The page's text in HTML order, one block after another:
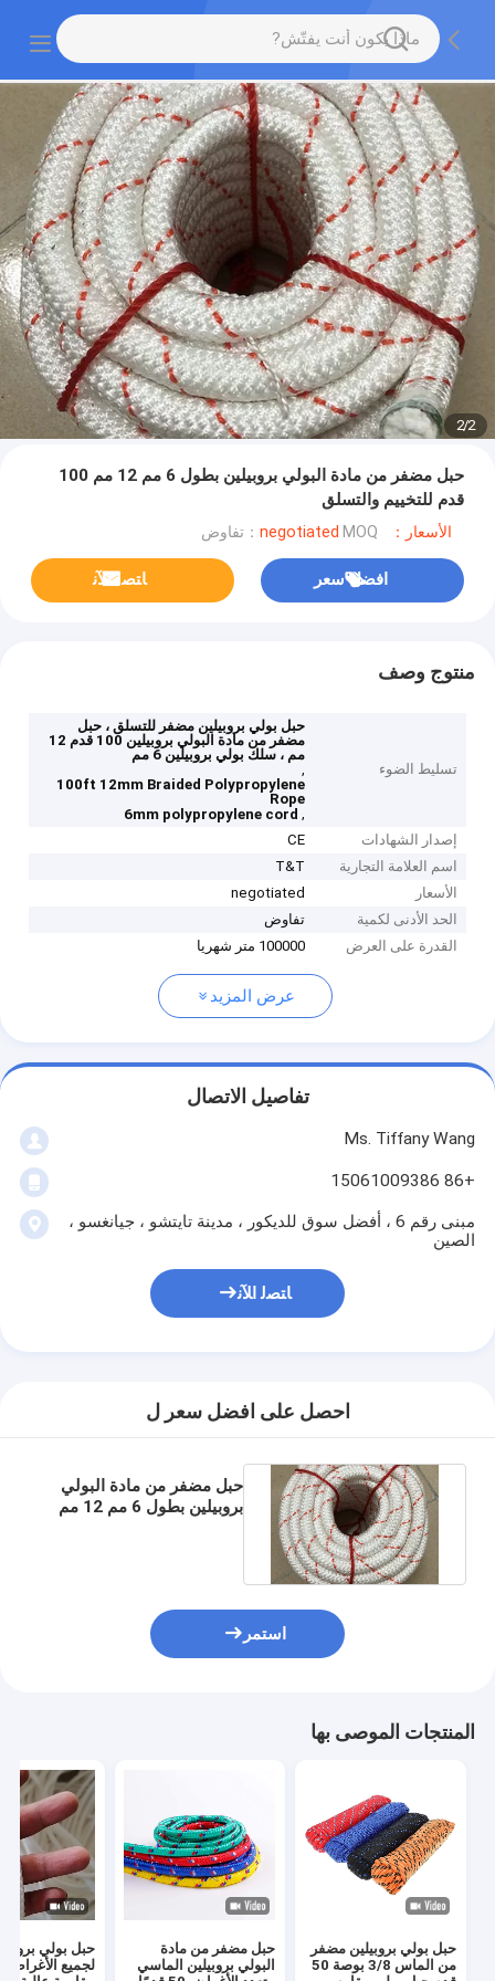
2
/
2
حبل مضفر من مادة البولي بروبيلين بطول 6 مم 12 مم 100
قدم للتخييم والتسلق
الأسعار：negotiated MOQ：تفاوض
افضل سعر ﺎﺘﺼﻟ ﺍﻶﻧ
منتوج وصف
تسليط الضوء
حبل بولي بروبيلين مضفر للتسلق ، حبل
مضفر من مادة البولي بروبيلين 100 قدم 12
مم ، سلك بولي بروبيلين 6 مم
,
100ft 12mm Braided Polypropylene
Rope
,
6mm polypropylene cord
إصدار الشهادات
CE
اسم العلامة التجارية
T&T
الأسعار
negotiated
الحد الأدنى لكمية
تفاوض
القدرة على العرض
100000 متر شهريا
عرض المزيد
تفاصيل الاتصال
Ms. Tiffany Wang
+86 15061009386
مبنى رقم 6 ، أفضل سوق للديكور ، مدينة تايتشو ، جيانغسو ،
الصين
ﺎﺘﺼﻟ ﺍﻶﻧ
احصل على افضل سعر ل
حبل مضفر من مادة البولي
بروبيلين بطول 6 مم 12 مم
استمر
المنتجات الموصى بها
حبل بولي بروبيلين مضفر
من الماس 3/8 بوصة 50
حبل مضفر من مادة
البولي بروبيلين الماسي
حبل بولي
لجميع